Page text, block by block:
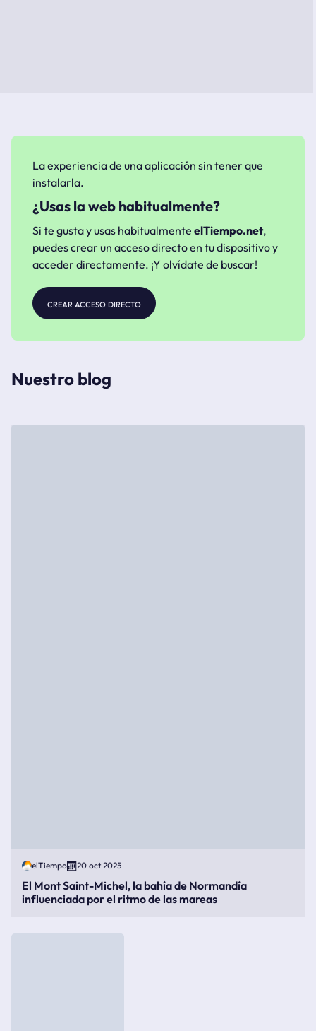
La experiencia de una aplicación sin tener que
instalarla.
¿Usas la web habitualmente?
Si te gusta y usas habitualmente elTiempo.net,
puedes crear un acceso directo en tu dispositivo y
acceder directamente. ¡Y olvídate de buscar!
crear acceso directo
Nuestro blog
elTiempo 20 oct 2025
El Mont Saint-Michel, la bahía de Normandía
influenciada por el ritmo de las mareas